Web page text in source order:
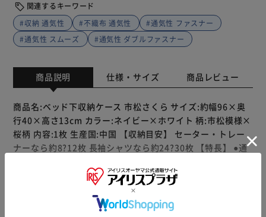
関連するキーワード
#収納 通気性
#不織布 通気性
#通気性 ファスナー
#通気性 スムーズ
#通気性 ダブルファスナー
商品説明 仕様・サイズ 商品レビュー
商品名:ベッド下収納ケース 市松さくら サイズ:約幅96×奥
行40×高さ13cm カラー:ネイビー×ホワイト 柄:市松模様×
桜柄 内容:1枚 生産国:中国 【収納目安】 セーター・トレー
ナーなら約8?12枚 長袖シャツなら約24?30枚 【特長】 ●通
るしっかりとした生地なので丈夫で破れにくい。 ●ベッド下
にオフシーズンの衣類を収納することで、クローゼットの収
納スペースを確保できスッキリ。縦向き・横向きどちらの向
もっと見る